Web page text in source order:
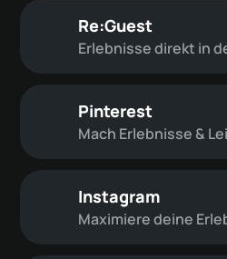
Re:Guest
Erlebnisse direkt in
Pinterest
Mach Erlebnisse &
Instagram
Maximiere deine